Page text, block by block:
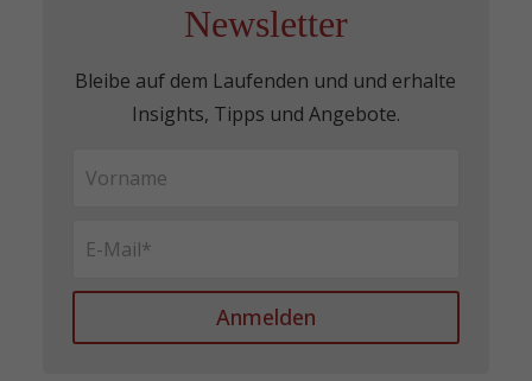
Newsletter
Bleibe auf dem Laufenden und und erhalte
Insights, Tipps und Angebote.
Anmelden